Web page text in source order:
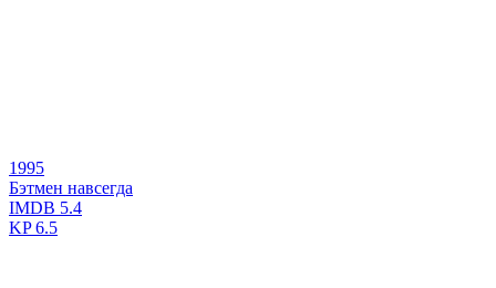
1995
Бэтмен навсегда
IMDB 5.4
KP6.5